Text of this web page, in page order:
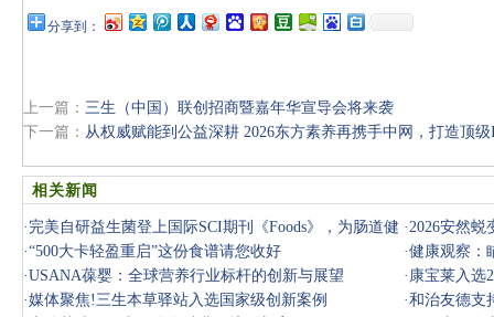
分享到：
上一篇： 三生（中国）联创招商暨嘉年华宣导会将来袭
下一篇： 从权威赋能到公益深耕 2026东方素养再携手中网，打造顶
相关新闻
· 完美自研益生菌登上国际SCI期刊《Foods》，为肠道健
康提供创新
·2026安然蜕
·“500大卡轻盈重启”这份食谱请您收好 ·健康观察：
·USANA葆婴：全球营养行业标杆的创新与展望 · 康宝莱入选
·媒体聚焦!三生本草驿站入选国家级创新案例 ·和治友德支